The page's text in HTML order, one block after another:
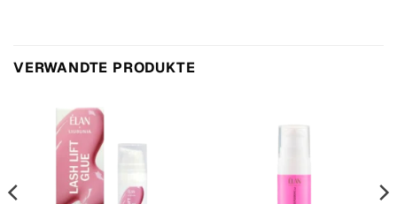
VERWANDTE PRODUKTE